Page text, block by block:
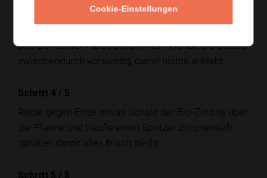
und die Ränder Farbe bekommen. Wende die Stücke
zwischendurch vorsichtig, damit nichts anklebt.
Schritt 4 / 5
Reibe gegen Ende etwas Schale der Bio-Zitrone über
die Pfanne und träufle einen Spritzer Zitronensaft
darüber, damit alles frisch bleibt.
Schritt 5 / 5
Cookie-Einstellungen